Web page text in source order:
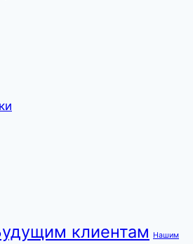
клиентам Нашим